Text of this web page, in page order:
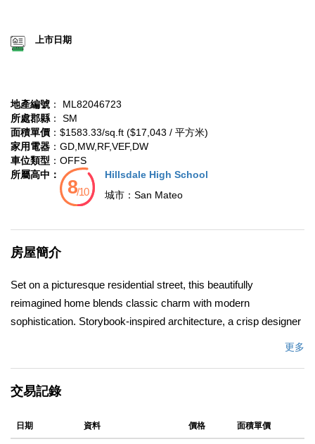
上市日期
地產編號 ： ML82046723
所處郡縣 ： SM
面積單價 ：$1583.33/sq.ft ($17,043 / 平方米)
家用電器 ：GD,MW,RF,VEF,DW
車位類型 ：OFFS
所屬高中：
Hillsdale High School
城市： San Mateo
房屋簡介
Set on a picturesque residential street, this beautifully
reimagined home blends classic charm with modern
sophistication. Storybook-inspired architecture, a crisp designer
features a striking stacked-stone fireplace with gas insert,
filled dining area flows seamlessly into the remodeled kitchen,
更多
交易記錄
日期 資料 價格 面積單價